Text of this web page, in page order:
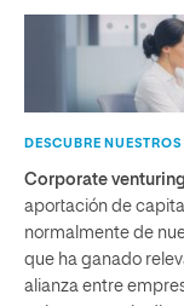
DESCUBRE
Corporate venturing
aportación de
normalmente de
que ha ganado
alianza entre